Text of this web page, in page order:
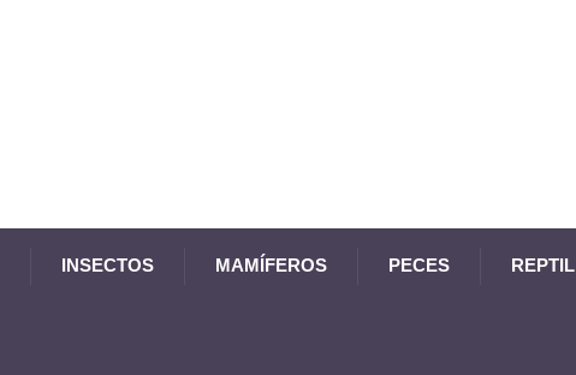
INSECTOS MAMÍFEROS PECES